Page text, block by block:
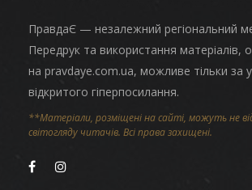
ПравдаЄ — незалежний регіональний
Передрук та використання матеріалів,
на pravdaye.com.ua, можливе тільки за
відкритого гіперпосилання.
**Матеріали, розміщені на сайті, можуть не
світогляду читачів. Всі права захищені.